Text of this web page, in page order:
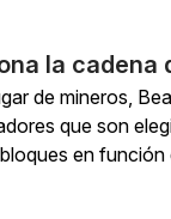
la cadena
de mineros,
que son
en función